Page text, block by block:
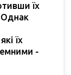
їх
Однак
їх
-